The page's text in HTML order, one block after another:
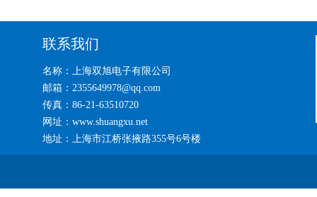
联系我们
名称：上海双旭电子有限公司
邮箱：2355649978@qq.com
传真：86-21-63510720
网址：www.shuangxu.net
地址：上海市江桥张掖路355号6号楼